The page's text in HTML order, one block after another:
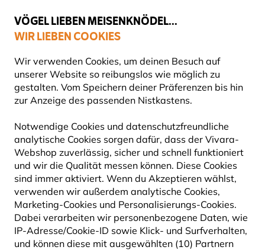
VÖGEL LIEBEN MEISENKNÖDEL...
WIR LIEBEN COOKIES
Wir verwenden Cookies, um deinen Besuch auf
unserer Website so reibungslos wie möglich zu
gestalten. Vom Speichern deiner Präferenzen bis hin
zur Anzeige des passenden Nistkastens.
Notwendige Cookies und datenschutzfreundliche
analytische Cookies sorgen dafür, dass der Vivara-
Webshop zuverlässig, sicher und schnell funktioniert
und wir die Qualität messen können. Diese Cookies
sind immer aktiviert. Wenn du Akzeptieren wählst,
verwenden wir außerdem analytische Cookies,
Marketing-Cookies und Personalisierungs-Cookies.
Dabei verarbeiten wir personenbezogene Daten, wie
IP-Adresse/Cookie-ID sowie Klick- und Surfverhalten,
und können diese mit ausgewählten (10) Partnern
Top-bewertet in 11 Ländern
Gratis Versand ab 49 €
Blog Tierarten Kuckuck
KUCKUCK
26 September 2024 TIERARTEN VÖGEL